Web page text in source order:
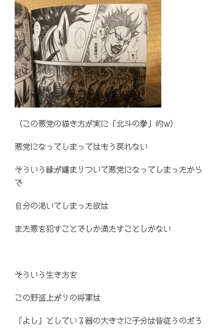
（この悪党の描き方が実に「北斗の拳」的w）
悪党になってしまってはもう戻れない
そういう縁が纏まりついて悪党になってしまったから
で
自分の渇いてしまった欲は
また悪を犯すことでしか満たすことしかない
そういう生き方を
この野盗上がりの将軍は
「よし」としている器の大きさに子分は皆従うのだろ